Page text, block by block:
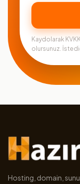
Kaydolarak
olursunuz.
Hosting, domain,